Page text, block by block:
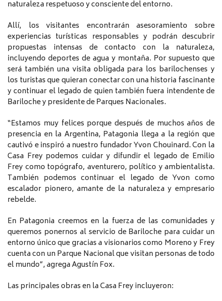
naturaleza respetuoso y consciente del entorno.
Allí, los visitantes encontrarán asesoramiento sobre
experiencias turísticas responsables y podrán descubrir
propuestas intensas de contacto con la naturaleza,
incluyendo deportes de agua y montaña. Por supuesto que
será también una visita obligada para los barilochenses y
los turistas que quieran conectar con una historia fascinante
y continuar el legado de quien también fuera intendente de
Bariloche y presidente de Parques Nacionales.
“Estamos muy felices porque después de muchos años de
presencia en la Argentina, Patagonia llega a la región que
cautivó e inspiró a nuestro fundador Yvon Chouinard. Con la
Casa Frey podemos cuidar y difundir el legado de Emilio
Frey como topógrafo, aventurero, político y ambientalista.
También podemos continuar el legado de Yvon como
escalador pionero, amante de la naturaleza y empresario
rebelde.
En Patagonia creemos en la fuerza de las comunidades y
queremos ponernos al servicio de Bariloche para cuidar un
entorno único que gracias a visionarios como Moreno y Frey
cuenta con un Parque Nacional que visitan personas de todo
el mundo”, agrega Agustín Fox.
Las principales obras en la Casa Frey incluyeron: